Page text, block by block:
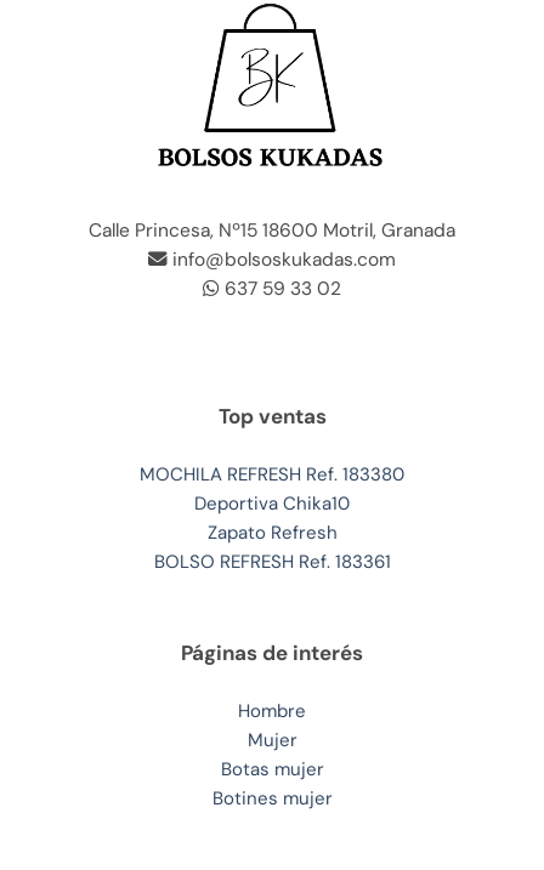
Calle Princesa, Nº15 18600 Motril, Granada
info@bolsoskukadas.com
637 59 33 02
Top ventas
MOCHILA REFRESH Ref. 183380
Deportiva Chika10
Zapato Refresh
BOLSO REFRESH Ref. 183361
Páginas de interés
Hombre
Mujer
Botas mujer
Botines mujer